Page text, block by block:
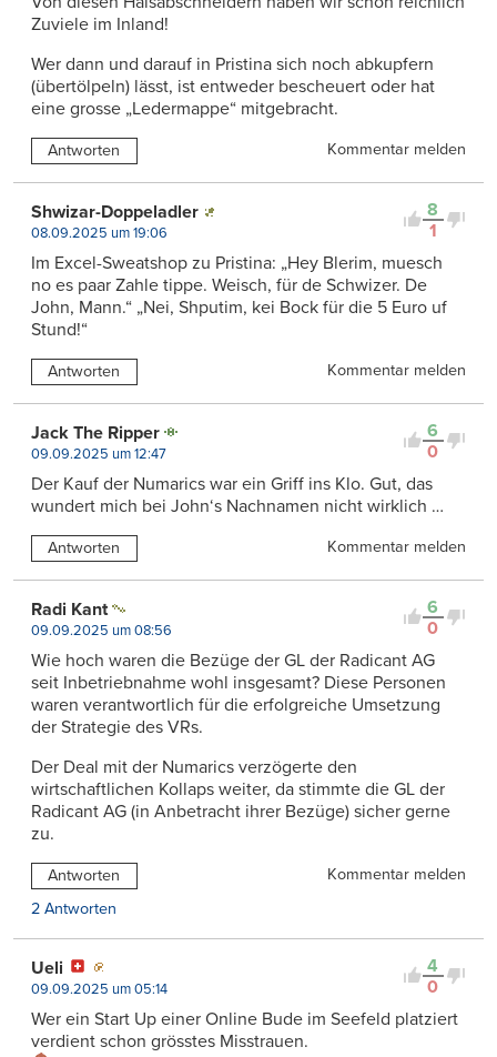
Zuviele im Inland!
Wer dann und darauf in Pristina sich noch abkupfern
(übertölpeln) lässt, ist entweder bescheuert oder hat
eine grosse „Ledermappe“ mitgebracht.
Antworten Kommentar melden
8
1
Shwizar-Doppeladler
08.09.2025 um 19:06
Im Excel-Sweatshop zu Pristina: „Hey Blerim, muesch
no es paar Zahle tippe. Weisch, für de Schwizer. De
John, Mann.“ „Nei, Shputim, kei Bock für die 5 Euro uf
Stund!“
Antworten Kommentar melden
6
0
Jack The Ripper
09.09.2025 um 12:47
Der Kauf der Numarics war ein Griff ins Klo. Gut, das
wundert mich bei John‘s Nachnamen nicht wirklich …
Antworten Kommentar melden
6
0
Radi Kant
09.09.2025 um 08:56
Wie hoch waren die Bezüge der GL der Radicant AG
seit Inbetriebnahme wohl insgesamt? Diese Personen
waren verantwortlich für die erfolgreiche Umsetzung
der Strategie des VRs.
Der Deal mit der Numarics verzögerte den
wirtschaftlichen Kollaps weiter, da stimmte die GL der
Radicant AG (in Anbetracht ihrer Bezüge) sicher gerne
zu.
Antworten
Kommentar melden
2 Antworten
4
0
Ueli
09.09.2025 um 05:14
Wer ein Start Up einer Online Bude im Seefeld platziert
verdient schon grösstes Misstrauen.